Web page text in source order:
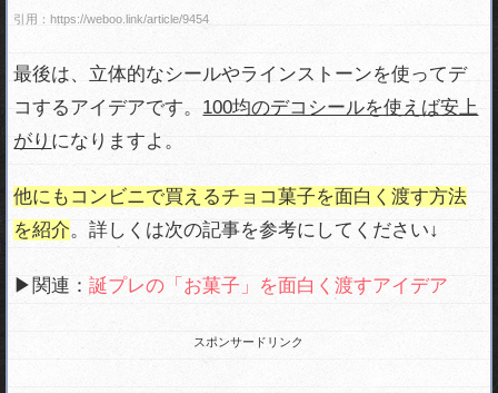
引用：https://weboo.link/article/9454
最後は、立体的なシールやラインストーンを使ってデ
コするアイデアです。 100均のデコシールを使えば安上
がり になりますよ。
他にもコンビニで買えるチョコ菓子を面白く渡す方法
を紹介。詳しくは次の記事を参考にしてください↓
▶関連：誕プレの「お菓子」を面白く渡すアイデア
スポンサードリンク